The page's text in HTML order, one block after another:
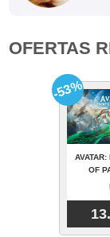
OFERTAS
AVATAR:
OF
-53%